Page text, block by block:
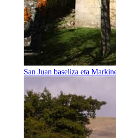
San Juan baseliza eta